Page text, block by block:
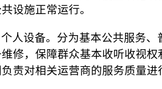
设施正常运行。
个人设备。分为基本公共服务
修，保障群众基本收听收视
责对相关运营商的服务质量进